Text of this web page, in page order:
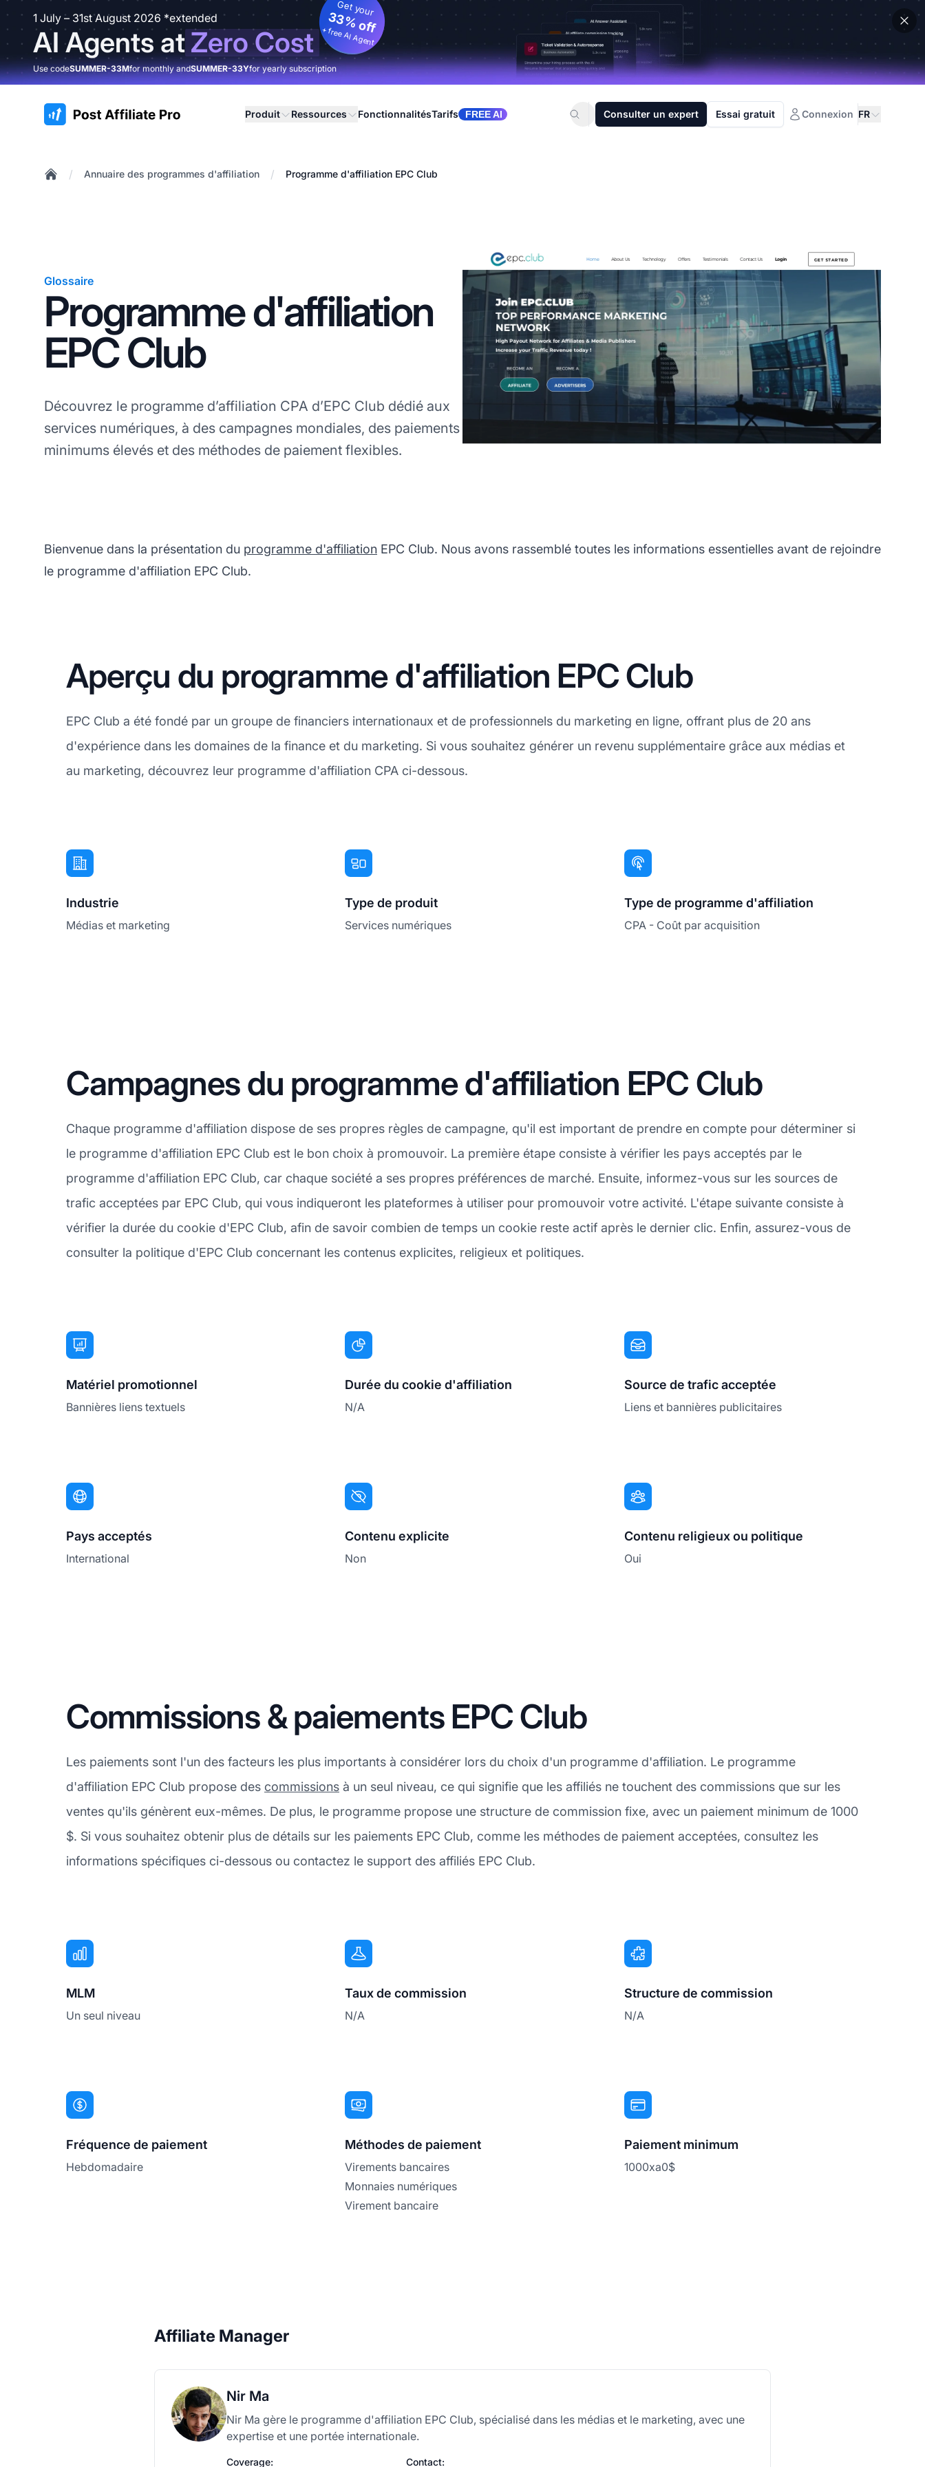
1 July – 31st August 2026 *extended
AI Agents atZero Cost
Get your
33% off
+ free AI Agent
Use codeSUMMER-33Mfor monthly andSUMMER-33Yfor yearly subscription
:site.title Produit Ressources FonctionnalitésTarifs FREE AI Consulter un expert Essai gratuit Connexion FR
/ Annuaire des programmes d'affiliation / Programme d'affiliation EPC Club
Glossaire
Programme d'affiliation
EPC Club
Découvrez le programme d’affiliation CPA d’EPC Club dédié aux
services numériques, à des campagnes mondiales, des paiements
minimums élevés et des méthodes de paiement flexibles.
Bienvenue dans la présentation du programme d'affiliation EPC Club. Nous avons rassemblé toutes les informations essentielles avant de rejoindre
le programme d'affiliation EPC Club.
Aperçu du programme d'affiliation EPC Club
EPC Club a été fondé par un groupe de financiers internationaux et de professionnels du marketing en ligne, offrant plus de 20 ans
d'expérience dans les domaines de la finance et du marketing. Si vous souhaitez générer un revenu supplémentaire grâce aux médias et
au marketing, découvrez leur programme d'affiliation CPA ci-dessous.
Industrie
Médias et marketing
Type de produit
Services numériques
Type de programme d'affiliation
CPA - Coût par acquisition
Campagnes du programme d'affiliation EPC Club
Chaque programme d'affiliation dispose de ses propres règles de campagne, qu'il est important de prendre en compte pour déterminer si
le programme d'affiliation EPC Club est le bon choix à promouvoir. La première étape consiste à vérifier les pays acceptés par le
programme d'affiliation EPC Club, car chaque société a ses propres préférences de marché. Ensuite, informez-vous sur les sources de
trafic acceptées par EPC Club, qui vous indiqueront les plateformes à utiliser pour promouvoir votre activité. L'étape suivante consiste à
vérifier la durée du cookie d'EPC Club, afin de savoir combien de temps un cookie reste actif après le dernier clic. Enfin, assurez-vous de
consulter la politique d'EPC Club concernant les contenus explicites, religieux et politiques.
Matériel promotionnel
Bannières liens textuels
Durée du cookie d'affiliation
N/A
Source de trafic acceptée
Liens et bannières publicitaires
Pays acceptés
International
Contenu explicite
Non
Contenu religieux ou politique
Oui
Commissions & paiements EPC Club
Les paiements sont l'un des facteurs les plus importants à considérer lors du choix d'un programme d'affiliation. Le programme
d'affiliation EPC Club propose des commissions à un seul niveau, ce qui signifie que les affiliés ne touchent des commissions que sur les
ventes qu'ils génèrent eux-mêmes. De plus, le programme propose une structure de commission fixe, avec un paiement minimum de 1000
$. Si vous souhaitez obtenir plus de détails sur les paiements EPC Club, comme les méthodes de paiement acceptées, consultez les
informations spécifiques ci-dessous ou contactez le support des affiliés EPC Club.
MLM
Un seul niveau
Taux de commission
N/A
Structure de commission
N/A
Fréquence de paiement
Hebdomadaire
Méthodes de paiement
Virements bancaires
Monnaies numériques
Virement bancaire
Paiement minimum
1000xa0$
Affiliate Manager
Nir Ma
Nir Ma gère le programme d'affiliation EPC Club, spécialisé dans les médias et le marketing, avec une
expertise et une portée internationale.
Coverage: Contact: